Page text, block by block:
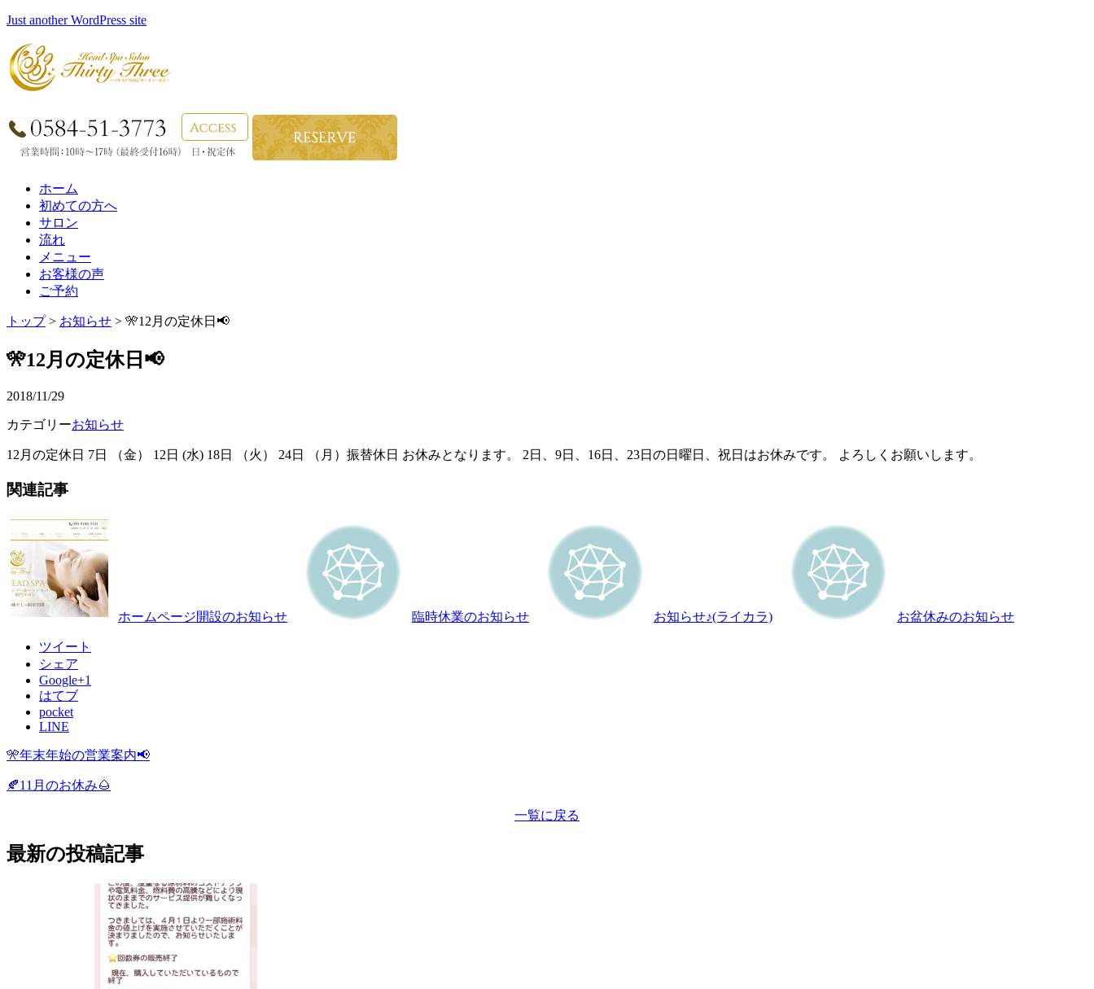
Just another WordPress site
ホーム
初めての方へ
サロン
流れ
メニュー
お客様の声
ご予約
トップ> お知らせ > 🎌12月の定休日📢
🎌12月の定休日📢
2018/11/29
カテゴリーお知らせ
12月の定休日 7日 （金） 12日 (水) 18日 （火） 24日 （月）振替休日 お休みとなります。 2日、9日、16日、23日の日曜日、祝日はお休みです。 よろしくお願いします。
関連記事
ホームページ開設のお知らせ 臨時休業のお知らせ お知らせ♪(ライカラ) お盆休みのお知らせ
ツイート
シェア
Google+1
はてブ
pocket
LINE
🎌年末年始の営業案内📢
🍂11月のお休み🌰
一覧に戻る
最新の投稿記事